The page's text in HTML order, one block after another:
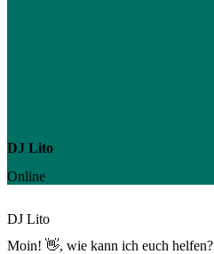
DJ Lito
Online
DJ Lito
Moin! 👋, wie kann ich euch helfen?